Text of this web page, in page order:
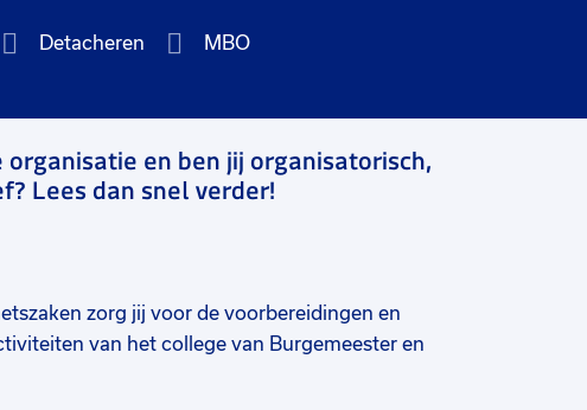
Detacheren MBO
en ben jij organisatorisch,
Lees dan snel verder!
zorg jij voor de voorbereidingen en
van het college van Burgemeester en
en coördinatie van werkbezoeken, organiseert en